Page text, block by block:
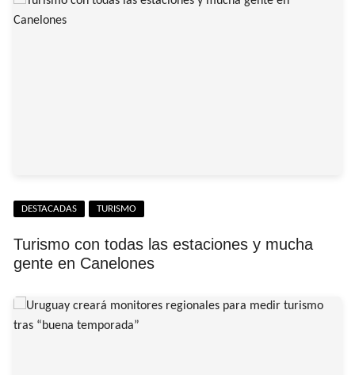
DESTACADAS TURISMO
Turismo con todas las estaciones y mucha
gente en Canelones